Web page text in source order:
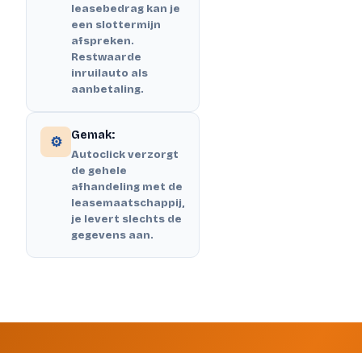
leasebedrag kan je
een slottermijn
afspreken.
Restwaarde
inruilauto als
aanbetaling.
⚙️ Gemak:
Autoclick verzorgt
de gehele
afhandeling met de
leasemaatschappij,
je levert slechts de
gegevens aan.